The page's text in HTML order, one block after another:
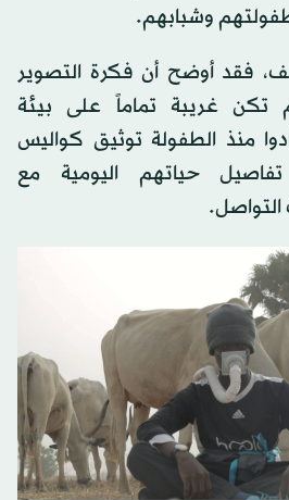
وشبابهم.
فقد أوضح أن فكرة التصوير
تكن غريبة تماماً على بيئة
منذ الطفولة توثيق كواليس
حياتهم اليومية مع